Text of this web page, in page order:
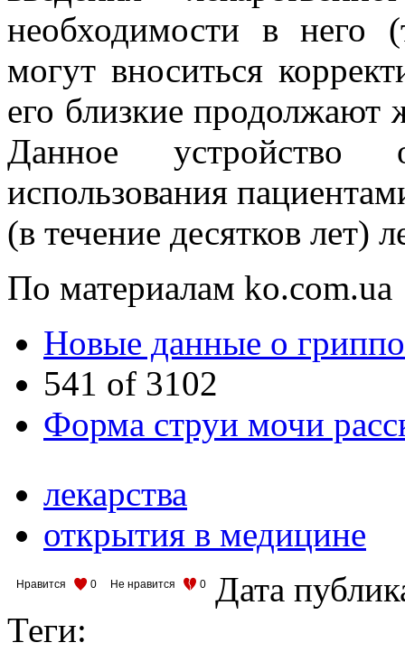
необходимости в него
могут вноситься
его близкие
Данное устройство
использования
(в течение десятков лет)
По материалам ko.com.ua
Новые данные о
541 of 3102
Форма струи мочи
лекарства
открытия в медицине
Нравится 0 Не нравится 0
Дата
Теги: